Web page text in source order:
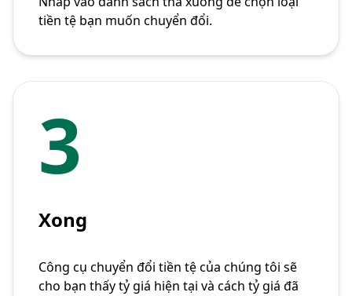
tiền tệ bạn muốn chuyển đổi.
3
Xong
Công cụ chuyển đổi tiền tệ của chúng tôi sẽ
cho bạn thấy tỷ giá hiện tại và cách tỷ giá đã